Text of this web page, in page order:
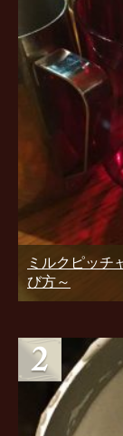
ミルクピッチ
び方～